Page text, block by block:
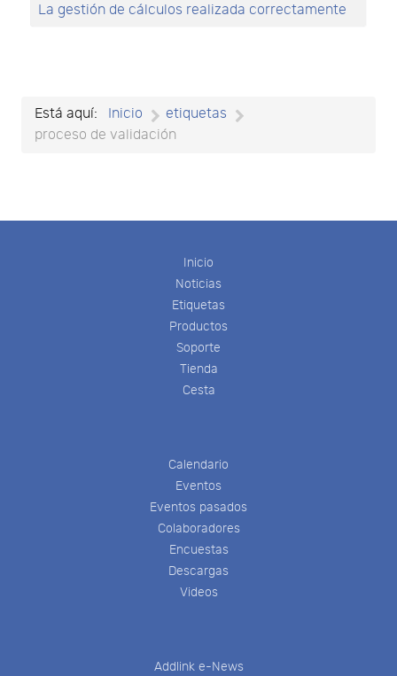
La gestión de cálculos realizada correctamente
Está aquí: Inicio
etiquetas
proceso de validación
Inicio
Noticias
Etiquetas
Productos
Soporte
Tienda
Cesta
Calendario
Eventos
Eventos pasados
Colaboradores
Encuestas
Descargas
Videos
Addlink e-News